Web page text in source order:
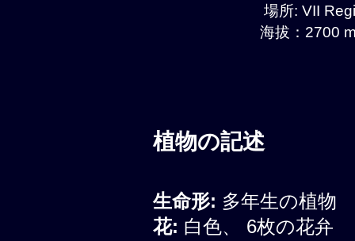
場所: VII
海拔：2700
植物の記述
生命形: 多年生の植物
花: 白色、 6枚の花弁